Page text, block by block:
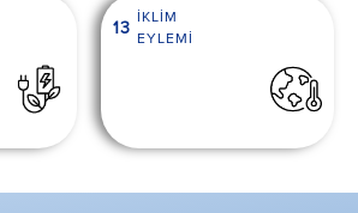
13
İKLİM
EYLEMİ